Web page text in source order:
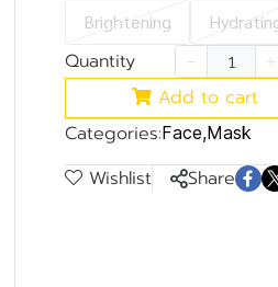
Brightening
Quantity
Add to cart
Categories:Face,Mask
Wishlist Share